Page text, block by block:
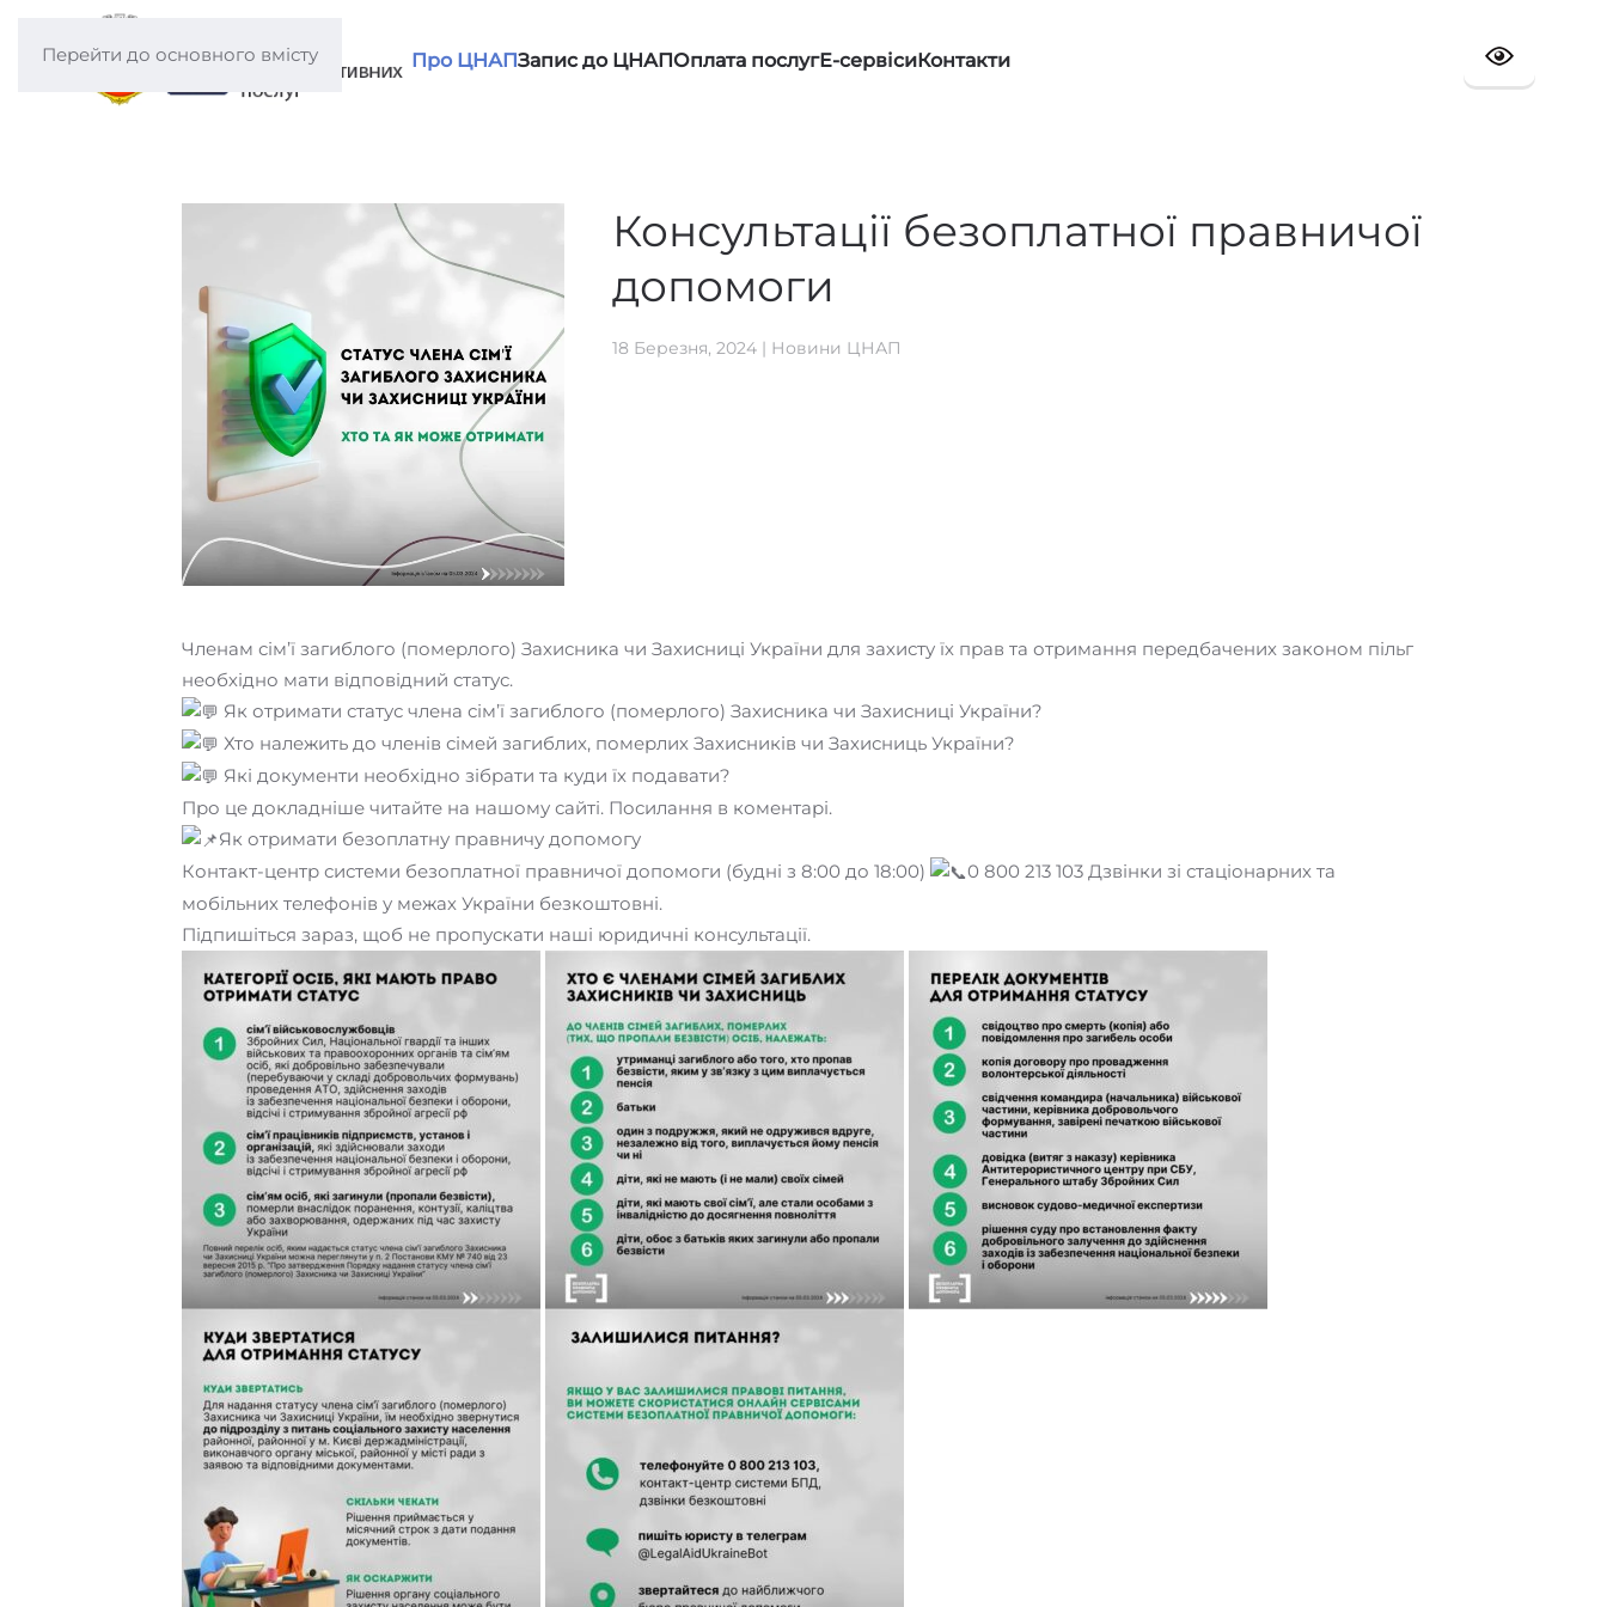
Перейти до основного вмісту Про ЦНАПЗапис до ЦНАПОплата послугЕ-сервісиКонтакти
Консультації безоплатної правничої
допомоги
18 Березня, 2024 | Новини ЦНАП
Членам сім’ї загиблого (померлого) Захисника чи Захисниці України для захисту їх прав та отримання передбачених законом пільг
необхідно мати відповідний статус.
Як отримати статус члена сім’ї загиблого (померлого) Захисника чи Захисниці України?
Хто належить до членів сімей загиблих, померлих Захисників чи Захисниць України?
Які документи необхідно зібрати та куди їх подавати?
Про це докладніше читайте на нашому сайті. Посилання в коментарі.
Як отримати безоплатну правничу допомогу
Контакт-центр системи безоплатної правничої допомоги (будні з 8:00 до 18:00)
0 800 213 103 Дзвінки зі стаціонарних та
мобільних телефонів у межах України безкоштовні.
Підпишіться зараз, щоб не пропускати наші юридичні консультації.